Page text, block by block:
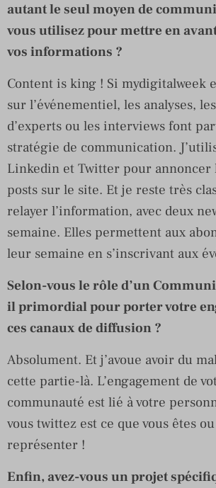
autant le seul moyen de
vous utilisez pour mettre en
vos informations ?
Content is king ! Si mydigitalweek
sur l’événementiel, les analyses,
d’experts ou les interviews font
stratégie de communication.
Linkedin et Twitter pour annoncer
posts sur le site. Et je reste très
relayer l’information, avec deux
semaine. Elles permettent aux
leur semaine en s’inscrivant aux
Selon-vous le rôle d’un
il primordial pour porter votre
ces canaux de diffusion ?
Absolument. Et j’avoue avoir du
cette partie-là. L’engagement de
communauté est lié à votre
vous twittez est ce que vous êtes
représenter !
Enfin, avez-vous un projet